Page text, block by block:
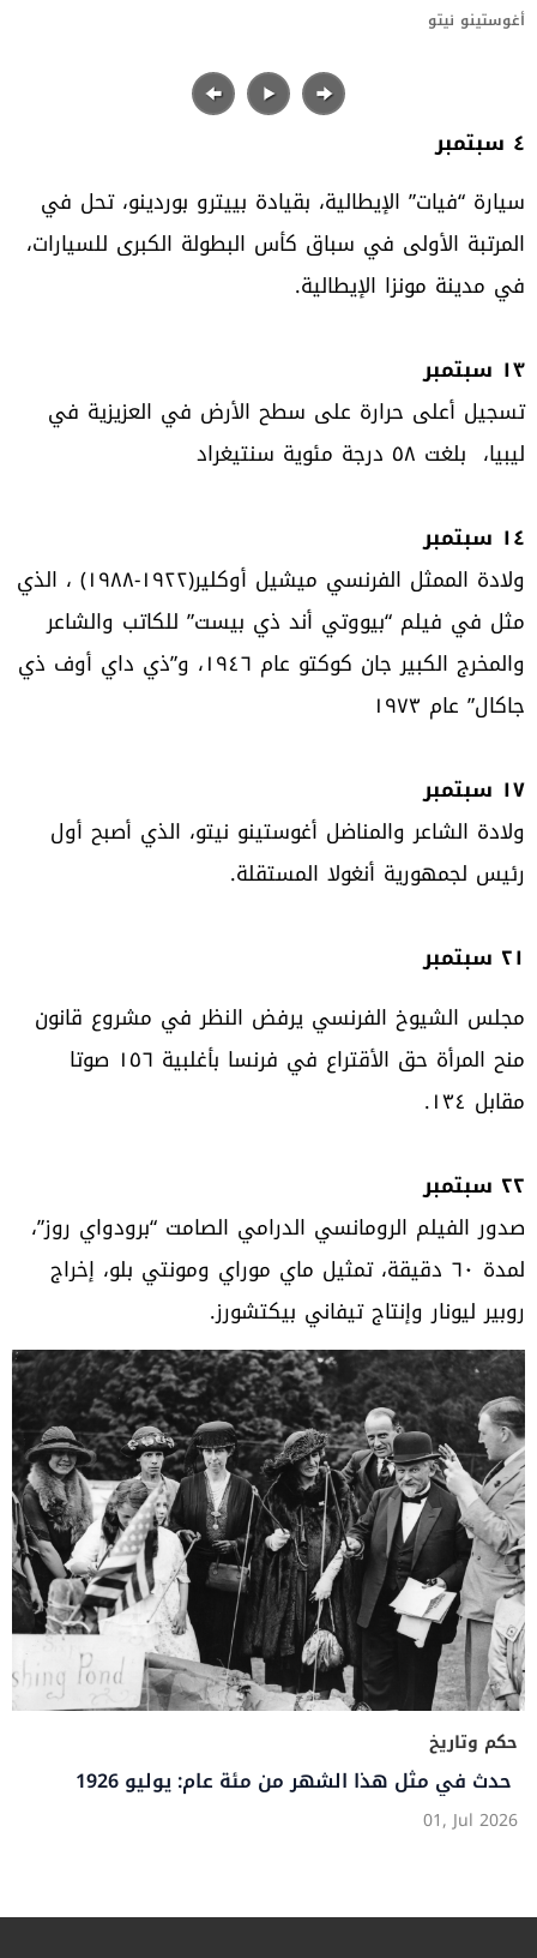
أغوستينو نيتو
٤ سبتمبر
سيارة “فيات” الإيطالية، بقيادة بييترو بوردينو، تحل في
المرتبة الأولى في سباق كأس البطولة الكبرى للسيارات،
في مدينة مونزا الإيطالية.
١٣ سبتمبر
تسجيل أعلى حرارة على سطح الأرض في العزيزية في
ليبيا، بلغت ٥٨ درجة مئوية سنتيغراد
١٤ سبتمبر
ولادة الممثل الفرنسي ميشيل أوكلير(١٩٢٢-١٩٨٨) ، الذي
مثل في فيلم “بيووتي أند ذي بيست” للكاتب والشاعر
والمخرج الكبير جان كوكتو عام ١٩٤٦، و”ذي داي أوف ذي
جاكال” عام ١٩٧٣
١٧ سبتمبر
ولادة الشاعر والمناضل أغوستينو نيتو، الذي أصبح أول
رئيس لجمهورية أنغولا المستقلة.
٢١ سبتمبر
مجلس الشيوخ الفرنسي يرفض النظر في مشروع قانون
منح المرأة حق الأقتراع في فرنسا بأغلبية ١٥٦ صوتا
مقابل ١٣٤.
٢٢ سبتمبر
صدور الفيلم الرومانسي الدرامي الصامت “برودواي روز”،
لمدة ٦٠ دقيقة، تمثيل ماي موراي ومونتي بلو، إخراج
روبير ليونار وإنتاج تيفاني بيكتشورز.
حكم وتاريخ
01, Jul 2026